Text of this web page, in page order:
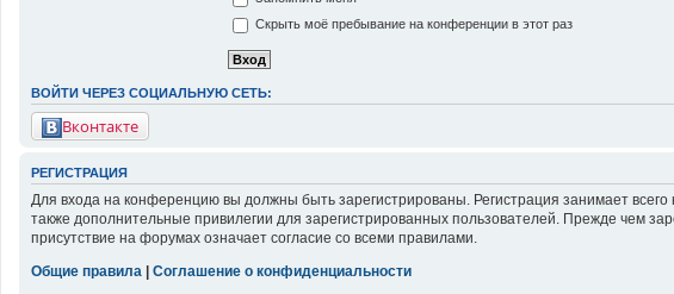
Скрыть моё пребывание на конференции в этот раз
ВОЙТИ ЧЕРЕЗ СОЦИАЛЬНУЮ СЕТЬ:
Вконтакте
РЕГИСТРАЦИЯ
Для входа на конференцию вы должны быть зарегистрированы. Регистрация занимает
также дополнительные привилегии для зарегистрированных пользователей. Прежде чем
присутствие на форумах означает согласие со всеми правилами.
Общие правила
Соглашение о конфиденциальности